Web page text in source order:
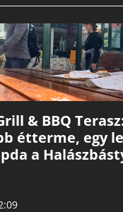
& BBQ
étterme, egy
a